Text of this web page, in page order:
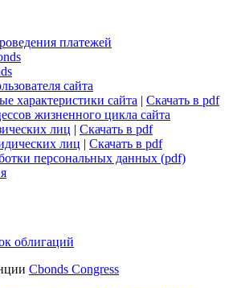
платежей
сайта
характеристики сайта | Скачать в pdf
жизненного цикла сайта
лиц | Скачать в pdf
лиц | Скачать в pdf
персональных данных (pdf)
облигаций
Cbonds Congress